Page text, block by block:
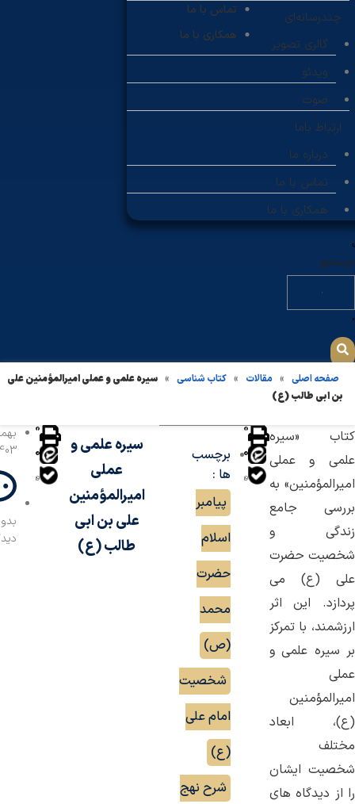
تماس با ما
همکاری با ما
چندرسانه‌ای
گالری تصویر
ویدئو
صوت
ارتباط باما
درباره ما
تماس با ما
همکاری با ما
جستجو
صفحه اصلی » مقالات » کتاب شناسی » سیره علمی و عملی امیرالمؤمنین علی
بن ابی‌ طالب (ع)
کتاب «سیره
علمی و عملی
امیرالمؤمنین» به
بررسی جامع
زندگی و
شخصیت حضرت
علی (ع) می
پردازد. این اثر
ارزشمند، با تمرکز
بر سیره علمی و
عملی
امیرالمؤمنین
(ع)، ابعاد
مختلف
شخصیت ایشان
را از دیدگاه های
برچسب
ها :
پیامبر
اسلام
حضرت
محمد
(ص)
شخصیت
امام علی
(ع)
شرح نهج
سیره علمی و
عملی
امیرالمؤمنین
علی بن ابی‌
طالب (ع)